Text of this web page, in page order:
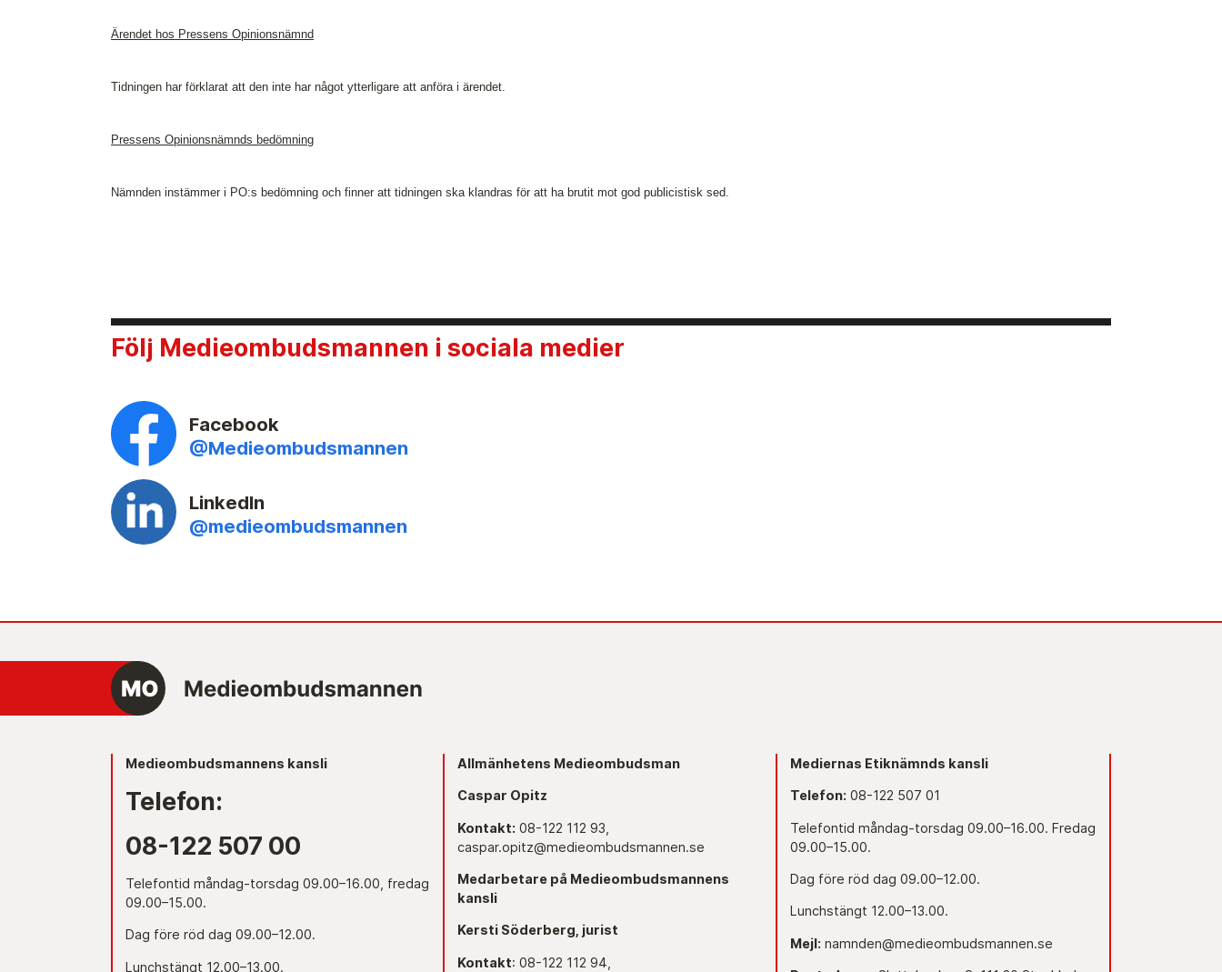
Ärendet hos Pressens Opinionsnämnd
Tidningen har förklarat att den inte har något ytterligare att anföra i ärendet.
Pressens Opinionsnämnds bedömning
Nämnden instämmer i PO:s bedömning och finner att tidningen ska klandras för att ha brutit mot god publicistisk sed.
Följ Medieombudsmannen i sociala medier
Facebook
@Medieombudsmannen
LinkedIn
@medieombudsmannen
Medieombudsmannens kansli
Telefon:
08-122 507 00
Telefontid måndag-torsdag 09.00–16.00, fredag
09.00–15.00.
Dag före röd dag 09.00–12.00.
Lunchstängt 12.00–13.00.
Allmänhetens Medieombudsman
Caspar Opitz
Kontakt: 08-122 112 93,
caspar.opitz@medieombudsmannen.se
Medarbetare på Medieombudsmannens
kansli
Kersti Söderberg, jurist
Kontakt: 08-122 112 94,
Mediernas Etiknämnds kansli
Telefon: 08-122 507 01
Telefontid måndag-torsdag 09.00–16.00. Fredag
09.00–15.00.
Dag före röd dag 09.00–12.00.
Lunchstängt 12.00–13.00.
Mejl: namnden@medieombudsmannen.se